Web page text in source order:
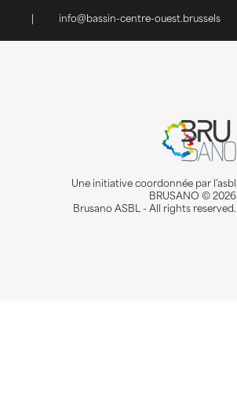
info@bassin-centre-ouest.brussels
Une initiative coordonnée par l'asbl
BRUSANO © 2026
Brusano ASBL - All rights reserved.